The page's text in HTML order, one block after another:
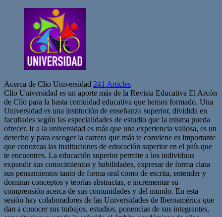
Acerca de Clio Universidad 241 Articles
Clío Universidad es un aporte más de la Revista Educativa El Arcón
de Clío para la basta comuidad educativa que hemos formado. Una
Universidad es una institución de enseñanza superior, dividida en
facultades según las especialidades de estudio que la misma pueda
ofrecer. Ir a la universidad es más que una experiencia valiosa, es un
derecho y para escoger la carrera que más te conviene es importante
que conozcas las instituciones de educación superior en el país que
te encuentres. La educación superior permite a los individuos
expandir sus conocimientos y habilidades, expresar de forma clara
sus pensamientos tanto de forma oral como de escrita, entender y
dominar conceptos y teorías abstractas, e incrementar su
comprensión acerca de sus comunidades y del mundo. En esta
sesión hay colaboradores de las Universidades de Iberoamérica que
dan a conocer sus trabajos, estudios, ponencias de sus integrantes,